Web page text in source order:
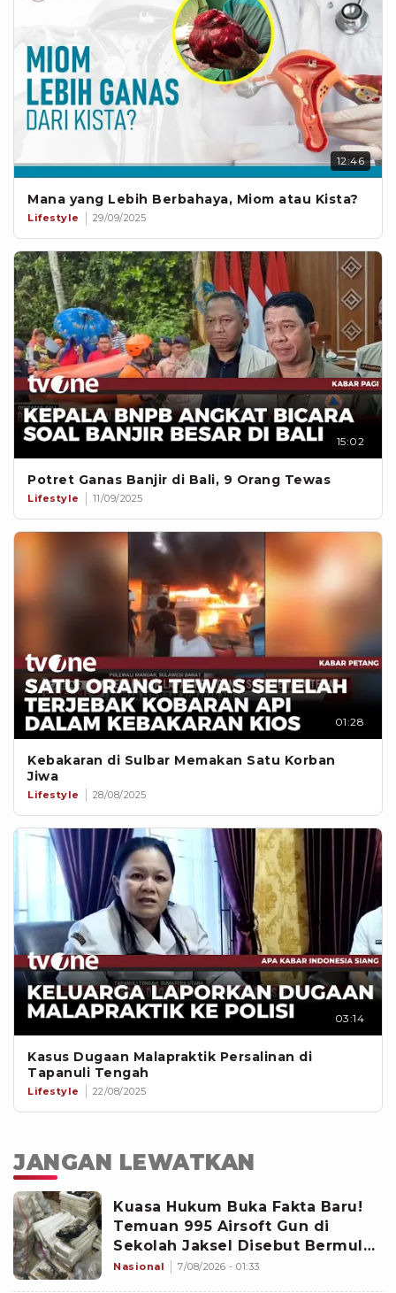
12:46
Mana yang Lebih Berbahaya, Miom atau Kista?
Lifestyle 29/09/2025
15:02
Potret Ganas Banjir di Bali, 9 Orang Tewas
Lifestyle 11/09/2025
01:28
Kebakaran di Sulbar Memakan Satu Korban
Jiwa
Lifestyle 28/08/2025
03:14
Kasus Dugaan Malapraktik Persalinan di
Tapanuli Tengah
Lifestyle 22/08/2025
JANGAN LEWATKAN
Kuasa Hukum Buka Fakta Baru!
Temuan 995 Airsoft Gun di
Sekolah Jaksel Disebut Bermula
dari Sengketa Yayasan
Nasional 7/08/2026 - 01:33